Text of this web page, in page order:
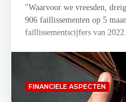
"Waarvoor we vreesden,
906 faillissementen op 5
faillissementscijfers van 2022...
FINANCIELE ASPECTEN